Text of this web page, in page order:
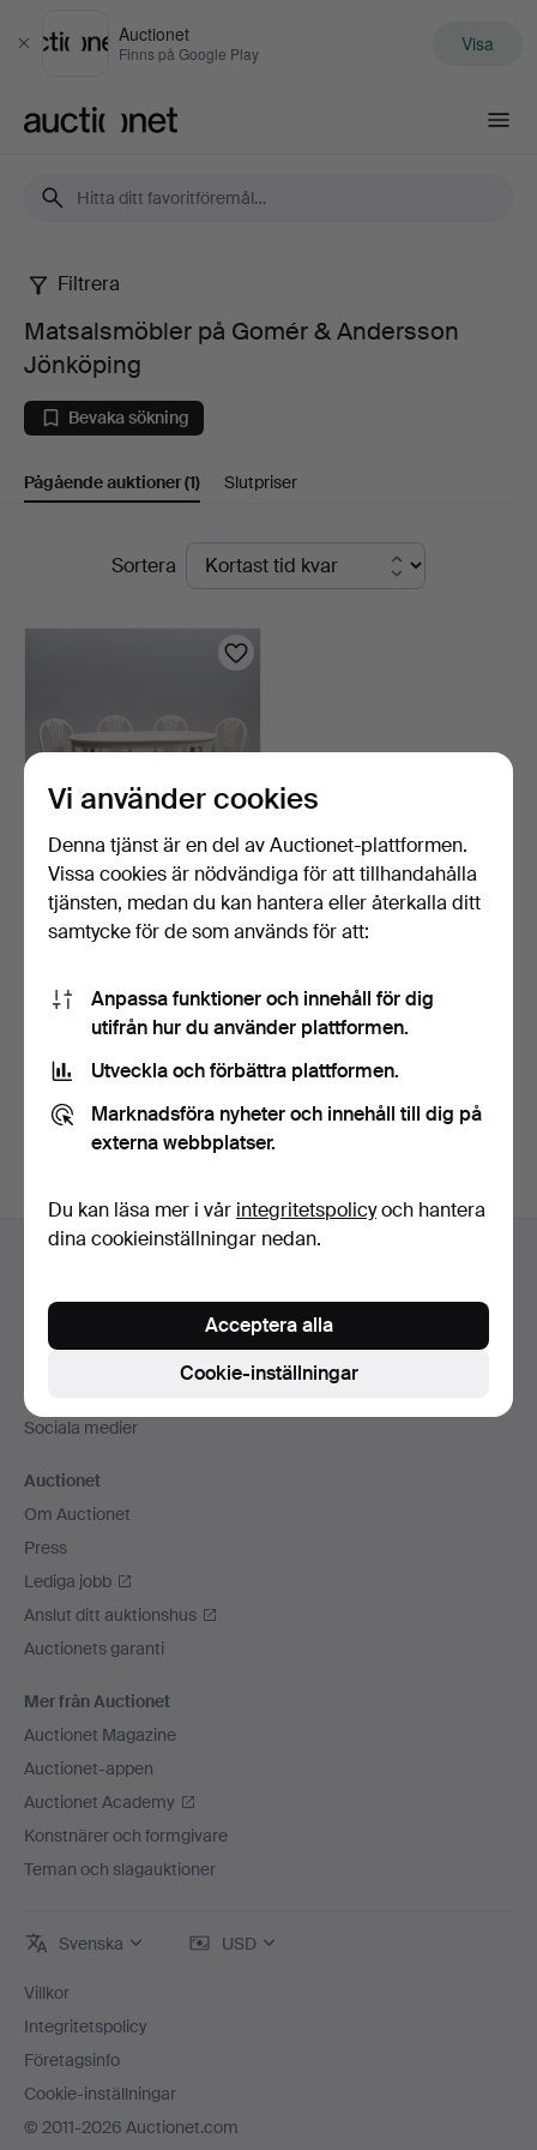
Stäng
Auctionet
Finns på Google Play Visa
Matsalsmöbler
på
Gomér
Jönköping
Filtrera
Matsalsmöbler på Gomér & Andersson
Jönköping
Bevaka sökning
Pågående auktioner(1) Slutpriser
PågåendeSortera
MATGRUPP, gustavianskt
stil, bord med två …
3 dagar
264 USD
Du kan också söka ivårt arkiv med avslutade auktioner
Sidfotsnavigation
Sociala medier
Auctionet
Om Auctionet
Press
Lediga jobb
Anslut ditt auktionshus
Auctionets garanti
Mer från Auctionet
Auctionet Magazine
Auctionet-appen
Auctionet Academy
Konstnärer och formgivare
Teman och slagauktioner
Svenska USD
Villkor
Integritetspolicy
Företagsinfo
Cookie-inställningar
© 2011-2026 Auctionet.com
Vi använder cookies
Denna tjänst är en del av Auctionet-plattformen.
Vissa cookies är nödvändiga för att tillhandahålla
tjänsten, medan du kan hantera eller återkalla ditt
samtycke för de som används för att:
Anpassa funktioner och innehåll för dig
utifrån hur du använder plattformen.
Utveckla och förbättra plattformen.
Marknadsföra nyheter och innehåll till dig på
externa webbplatser.
Du kan läsa mer i vår integritetspolicyoch hantera
dina cookieinställningar nedan.
Cookie-inställningar
Acceptera alla